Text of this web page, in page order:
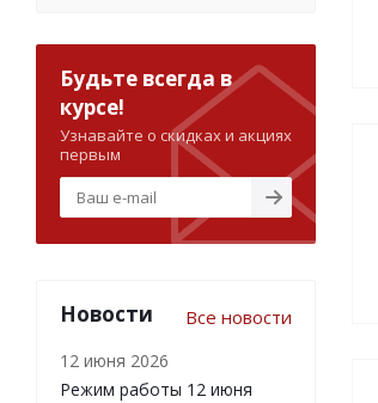
Будьте всегда в
курсе!
Узнавайте о скидках и акциях
первым
Новости Все новости
12 июня 2026
Режим работы 12 июня